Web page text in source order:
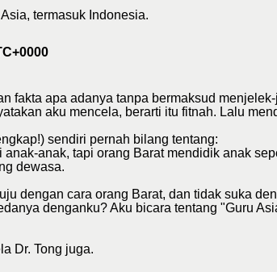
termasuk Indonesia.
fakta apa adanya tanpa bermaksud
aku mencela, berarti itu fitnah. Lalu
sendiri pernah bilang tentang:
anak, tapi orang Barat mendidik anak
dewasa.
dengan cara orang Barat, dan tidak suka
denganku? Aku bicara tentang "Guru
Dr. Tong juga.